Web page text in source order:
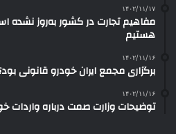
۱۴۰۲/۱۱/۱۷
مفاهیم تجارت در کشور به‌روز نشده
هستیم
۱۴۰۲/۱۱/۱۶
برگزاری مجمع ایران خودرو قانونی
۱۴۰۲/۱۱/۱۶
توضیحات وزارت صمت درباره واردات